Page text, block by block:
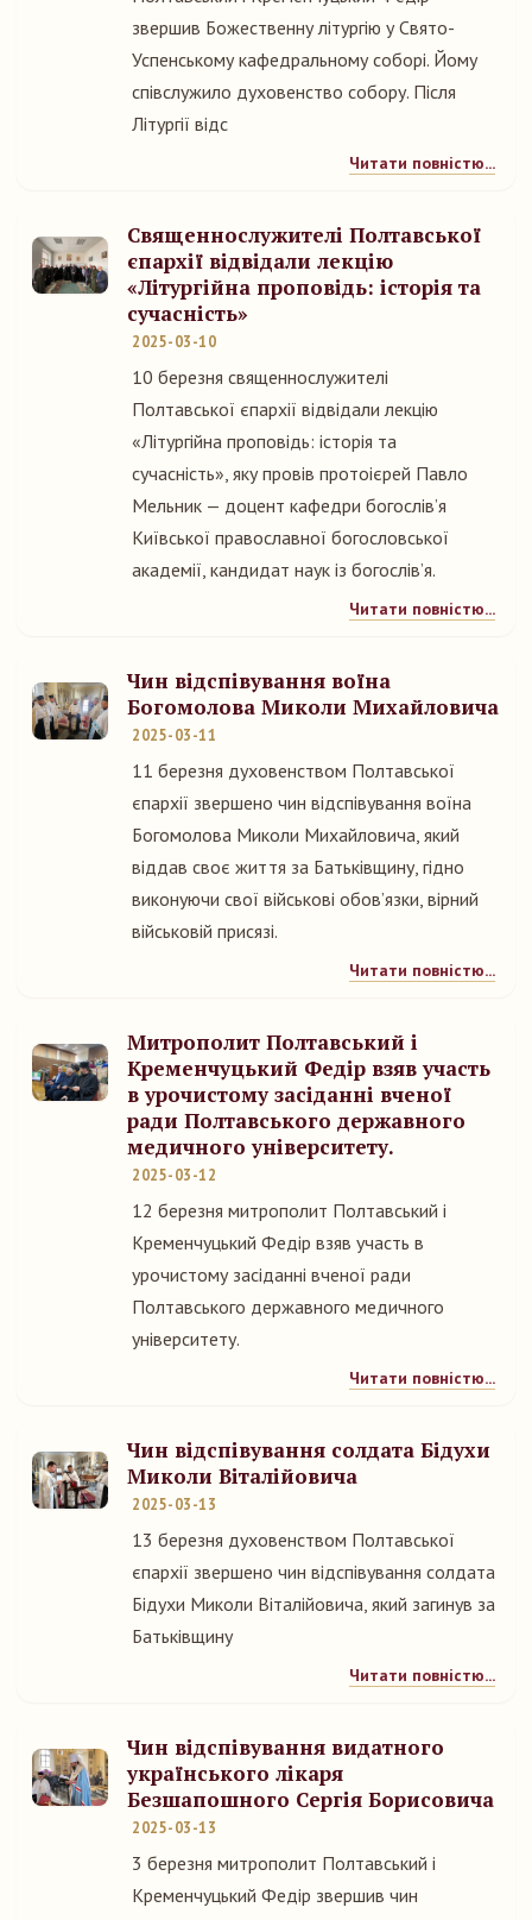
звершив Божественну літургію у Свято-
Успенському кафедральному соборі. Йому
співслужило духовенство собору. Після
Літургії відс
Читати повністю...
Священнослужителі Полтавської
єпархії відвідали лекцію
«Літургійна проповідь: історія та
сучасність»
2025-03-10
10 березня священнослужителі
Полтавської єпархії відвідали лекцію
«Літургійна проповідь: історія та
сучасність», яку провів протоієрей Павло
Мельник — доцент кафедри богослів’я
Київської православної богословської
академії, кандидат наук із богослів’я.
Читати повністю...
Чин відспівування воїна
Богомолова Миколи Михайловича
2025-03-11
11 березня духовенством Полтавської
єпархії звершено чин відспівування воїна
Богомолова Миколи Михайловича, який
віддав своє життя за Батьківщину, гідно
виконуючи свої військові обов’язки, вірний
військовій присязі.
Читати повністю...
Митрополит Полтавський і
Кременчуцький Федір взяв участь
в урочистому засіданні вченої
ради Полтавського державного
медичного університету.
2025-03-12
12 березня митрополит Полтавський і
Кременчуцький Федір взяв участь в
урочистому засіданні вченої ради
Полтавського державного медичного
університету.
Читати повністю...
Чин відспівування солдата Бідухи
Миколи Віталійовича
2025-03-13
13 березня духовенством Полтавської
єпархії звершено чин відспівування солдата
Бідухи Миколи Віталійовича, який загинув за
Батьківщину
Читати повністю...
Чин відспівування видатного
українського лікаря
Безшапошного Сергія Борисовича
2025-03-13
3 березня митрополит Полтавський і
Кременчуцький Федір звершив чин